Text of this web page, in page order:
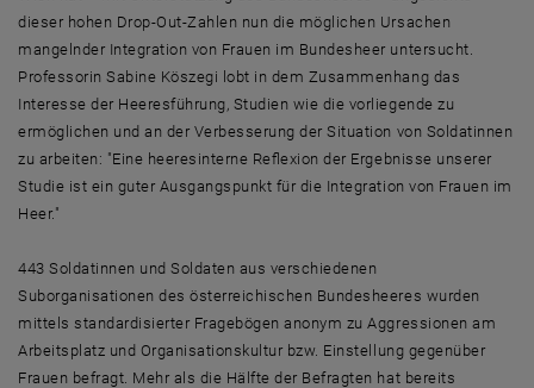
dieser hohen Drop-Out-Zahlen nun die möglichen Ursachen
mangelnder Integration von Frauen im Bundesheer untersucht.
Professorin Sabine Köszegi lobt in dem Zusammenhang das
Interesse der Heeresführung, Studien wie die vorliegende zu
ermöglichen und an der Verbesserung der Situation von Soldatinnen
zu arbeiten: "Eine heeresinterne Reflexion der Ergebnisse unserer
Studie ist ein guter Ausgangspunkt für die Integration von Frauen im
Heer."
443 Soldatinnen und Soldaten aus verschiedenen
Suborganisationen des österreichischen Bundesheeres wurden
mittels standardisierter Fragebögen anonym zu Aggressionen am
Arbeitsplatz und Organisationskultur bzw. Einstellung gegenüber
Frauen befragt. Mehr als die Hälfte der Befragten hat bereits